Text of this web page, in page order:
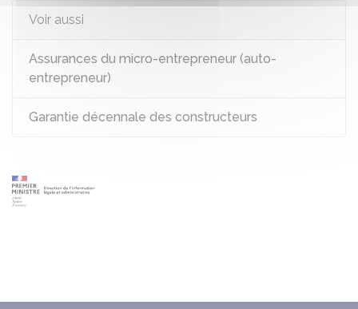
Voir aussi
Assurances du micro-entrepreneur (auto-
entrepreneur)
Garantie décennale des constructeurs